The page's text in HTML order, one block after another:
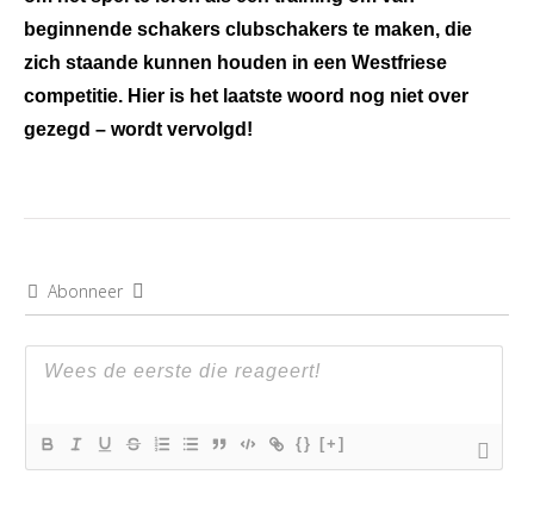
beginnende schakers clubschakers te maken, die
zich staande kunnen houden in een Westfriese
competitie. Hier is het laatste woord nog niet over
gezegd – wordt vervolgd!
Abonneer
{} [+]